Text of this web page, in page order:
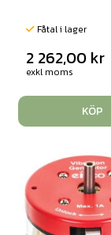
Fåtal i lager
2 262,00 kr
exkl moms
KÖP